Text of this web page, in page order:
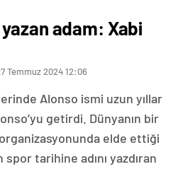
adam: Xabi
Temmuz 2024 12:06
Alonso ismi uzun yıllar
getirdi. Dünyanın bir
elde ettiği
tarihine adını yazdıran